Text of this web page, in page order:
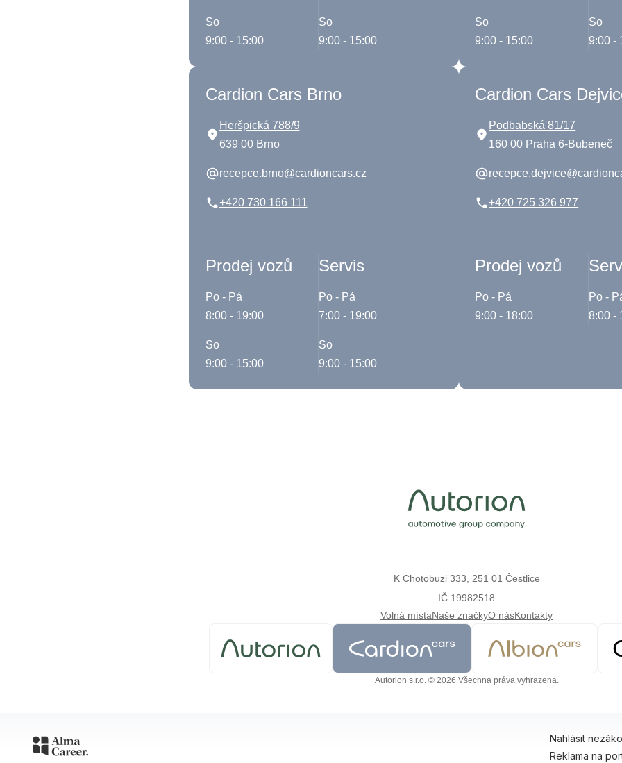
So
9:00 - 15:00
So
9:00 - 15:00
So
9:00 - 15:00
So
9:00 -
Cardion Cars Brno
Heršpická 788/9
639 00 Brno
recepce.brno@cardioncars.cz
+420 730 166 111
Prodej vozů
Po - Pá
8:00 - 19:00
So
9:00 - 15:00
Servis
Po - Pá
7:00 - 19:00
So
9:00 - 15:00
Cardion Cars
Podbabská 81/17
160 00 Praha 6-Bubeneč
+420 725 326 977
Prodej vozů
Po - Pá
9:00 - 18:00
Po -
8:00 -
K Chotobuzi 333, 251 01 Čestlice
IČ 19982518
Volná místaNaše značkyO násKontakty
Autorion s.r.o. © 2026 Všechna práva vyhrazena.
Nahlásit
Reklama na